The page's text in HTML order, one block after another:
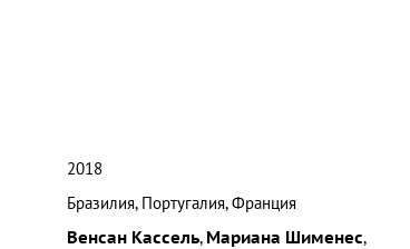
2018
Бразилия, Португалия, Франция
Венсан Кассель, Мариана Шименес,